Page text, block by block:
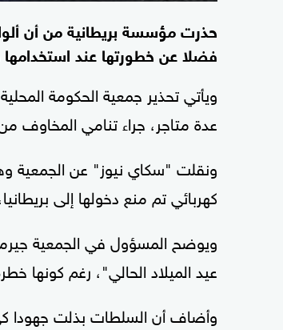
حذرت مؤسسة بريطانية من أن
فضلا عن خطورتها عند
ويأتي تحذير جمعية الحكومة
عدة متاجر، جراء تنامي المخاوف
كهربائي تم منع دخولها إلى
ويوضح المسؤول في الجمعية
عيد الميلاد الحالي"، رغم كونها
وأضاف أن السلطات بذلت جهودا كي